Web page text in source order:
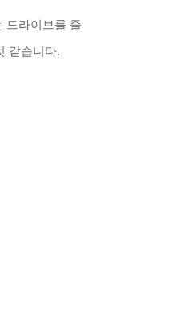
드라이브를 즐
같습니다.